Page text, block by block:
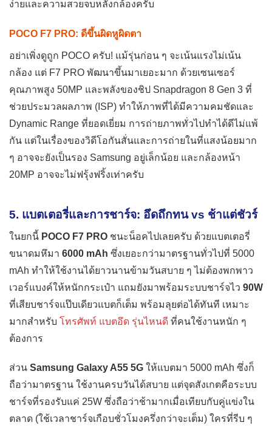
ง่ายและความสวยจบหลังกล้องครับ
POCO F7 PRO: ดีขึ้นผิดหูผิดตา
อย่าเพิ่งดูถูก POCO ครับ! แม้รุ่นก่อน ๆ จะเน้นแรงไม่เน้น
กล้อง แต่ F7 PRO พัฒนาขึ้นมาเยอะมาก ด้วยเซนเซอร์
คุณภาพสูง 50MP และพลังของชิป Snapdragon 8 Gen 3 ที่
ช่วยประมวลผลภาพ (ISP) ทำให้ภาพที่ได้มีความคมชัดและ
Dynamic Range ที่ยอดเยี่ยม การถ่ายภาพทั่วไปทำได้ดีไม่แพ้
กัน แต่ในเรื่องของวิดีโอกันสั่นและการถ่ายในที่แสงน้อยมาก
ๆ อาจจะยังเป็นรอง Samsung อยู่เล็กน้อย และกล้องหน้า
20MP อาจจะไม่ฟรุ้งฟริ้งเท่าครับ
5. แบตเตอรี่และการชาร์จ: อึดถึกทน vs ช้าแต่ชัวร์
ในยกนี้ POCO F7 PRO ชนะน็อคไปเลยครับ ด้วยแบตเตอรี่
ขนาดมหึมา 6000 mAh ซึ่งเยอะกว่ามาตรฐานทั่วไปที่ 5000
mAh ทำให้ใช้งานได้ยาวนานข้ามวันสบาย ๆ ไม่ต้องพกพาว
เวอร์แบงค์ให้หนักกระเป๋า แถมยังมาพร้อมระบบชาร์จไว 90W
ที่เสียบชาร์จแป๊บเดียวแบตก็เต็ม พร้อมลุยต่อได้ทันที เหมาะ
มากสำหรับ โทรศัพท์ แบตอึด รุ่นไหนดี ที่คนใช้งานหนัก ๆ
ต้องการ
ส่วน Samsung Galaxy A55 5G ให้แบตมา 5000 mAh ซึ่งก็
ถือว่ามาตรฐาน ใช้งานครบวันได้สบาย แต่จุดสังเกตคือระบบ
ชาร์จที่รองรับแค่ 25W ซึ่งถือว่าช้ามากเมื่อเทียบกับคู่แข่งใน
ตลาด (ใช้เวลาชาร์จเกือบชั่วโมงครึ่งกว่าจะเต็ม) ใครที่รีบ ๆ